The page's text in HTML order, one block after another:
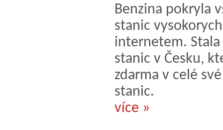
Benzina pokryla
stanic
internetem.
stanic v Česku,
zdarma v celé
stanic.
více »